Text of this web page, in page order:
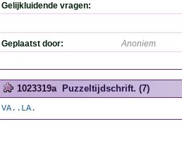
Gelijkluidende vragen:
Geplaatst door: Anoniem
1023319a Puzzeltijdschrift. (7)
VA..LA.